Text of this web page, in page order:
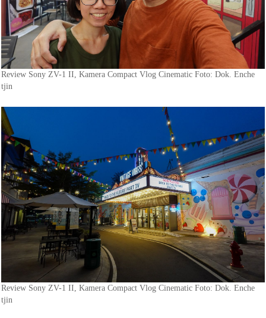
Review Sony ZV-1 II, Kamera Compact Vlog Cinematic Foto: Dok. Enche
tjin
Review Sony ZV-1 II, Kamera Compact Vlog Cinematic Foto: Dok. Enche
tjin